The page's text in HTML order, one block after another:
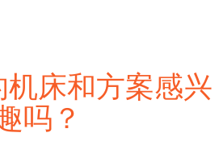
床和方案感兴
吗？